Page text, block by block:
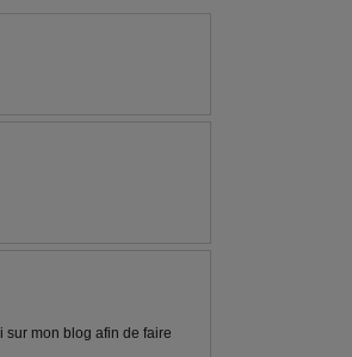
sur mon blog afin de faire